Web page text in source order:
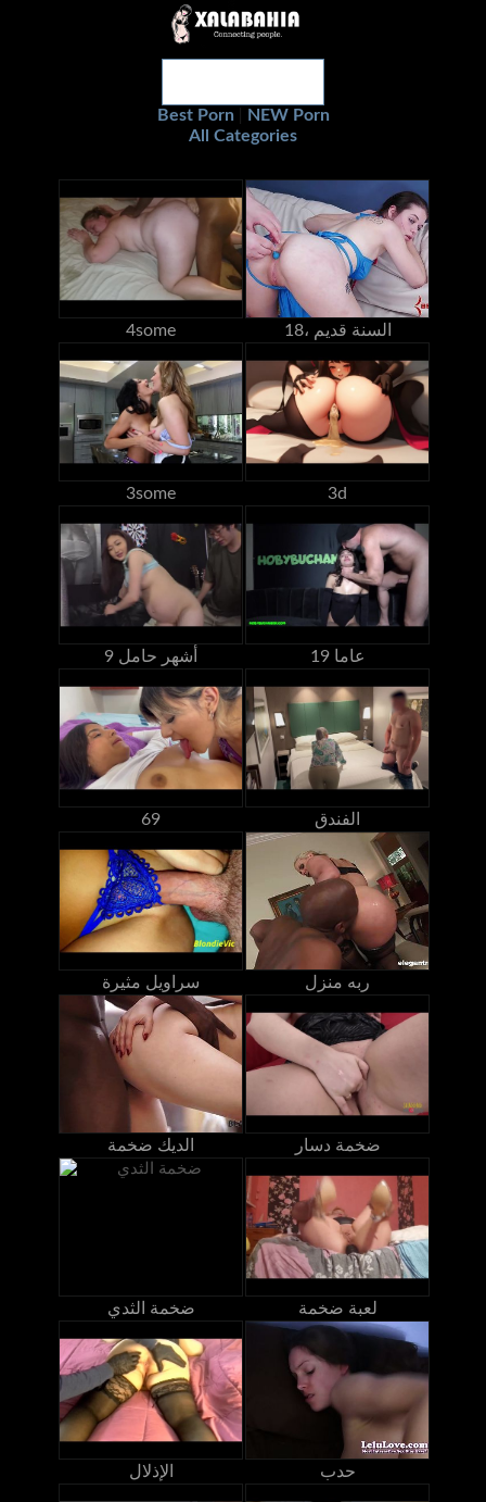
Best Porn
NEW Porn
All Categories
4some 18، السنة قديم
3some 3d
9 أشهر حامل 19 عاما
69 الفندق
سراويل مثيرة ربه منزل
الديك ضخمة ضخمة دسار
ضخمة الثدي لعبة ضخمة
الإذلال حدب